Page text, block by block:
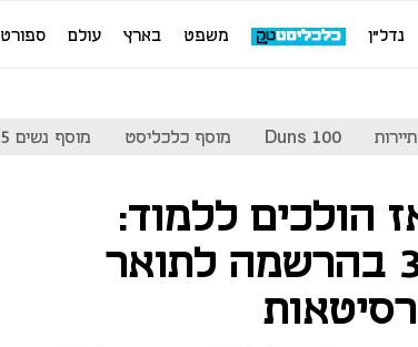
נדל"ן משפט בארץ עולם ספורט
תיירות Duns 100 מוסף כלכליסט מוסף נשים 2025
הולכים ללמוד:
עלייה של 35% בהרשמה לתואר